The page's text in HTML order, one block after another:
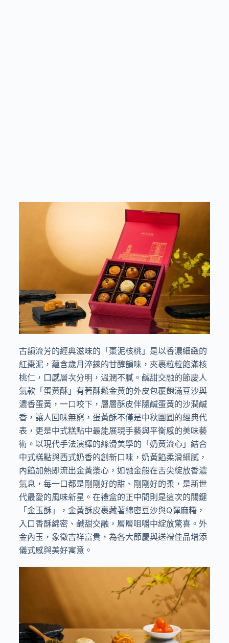
古韻流芳的經典滋味的「棗泥核桃」是以香濃細緻的
紅棗泥，蘊含歲月淬鍊的甘醇韻味，夾裹粒粒飽滿核
桃仁，口感層次分明，溫潤不膩。鹹甜交融的節慶人
氣款「蛋黃酥」有著酥鬆金黃的外皮包覆飽滿豆沙與
濃香蛋黃，一口咬下，層層酥皮伴隨鹹蛋黃的沙潤鹹
香，讓人回味無窮，蛋黃酥不僅是中秋團圓的經典代
表，更是中式糕點中最能展現手藝與平衡感的美味藝
術。以現代手法演繹的絲滑美學的「奶黃流心」結合
中式糕點與西式奶香的創新口味，奶黃餡柔滑細膩，
內餡加熱即流出金黃漿心，如融金般在舌尖綻放香濃
氣息，每一口都是剛剛好的甜、剛剛好的柔，是新世
代最愛的風味新星。在禮盒的正中間則是這次的關鍵
「金玉酥」，金黃酥皮裹藏著綿密豆沙與Q彈麻糬，
入口香酥綿密、鹹甜交融，層層咀嚼中綻放驚喜。外
金內玉，象徵吉祥富貴，為各大節慶與送禮佳品增添
儀式感與美好寓意。